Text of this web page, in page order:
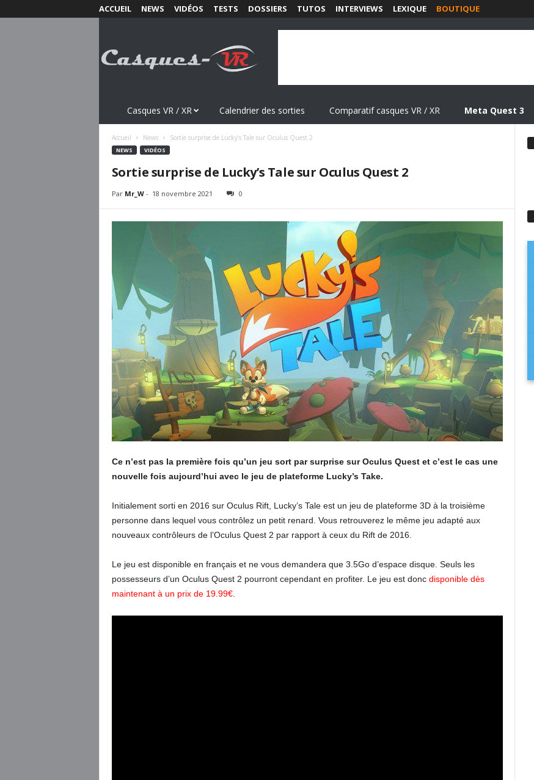
ACCUEIL NEWS VIDÉOS TESTS DOSSIERS TUTOS INTERVIEWS LEXIQUE BOUTIQUE
s
Casques VR / XR Calendrier des sorties Comparatif casques VR / XR Meta Quest 3
Accueil News Sortie surprise de Lucky’s Tale sur Oculus Quest 2
NEWS VIDÉOS
Sortie surprise de Lucky’s Tale sur Oculus Quest 2
Par Mr_W- 18 novembre 2021 0
Ce n’est pas la première fois qu’un jeu sort par surprise sur Oculus Quest et c’est le cas une
nouvelle fois aujourd’hui avec le jeu de plateforme Lucky’s Take.
Initialement sorti en 2016 sur Oculus Rift, Lucky’s Tale est un jeu de plateforme 3D à la troisième
personne dans lequel vous contrôlez un petit renard. Vous retrouverez le même jeu adapté aux
nouveaux contrôleurs de l’Oculus Quest 2 par rapport à ceux du Rift de 2016.
Le jeu est disponible en français et ne vous demandera que 3.5Go d’espace disque. Seuls les
possesseurs d’un Oculus Quest 2 pourront cependant en profiter. Le jeu est donc disponible dès
maintenant à un prix de 19.99€.